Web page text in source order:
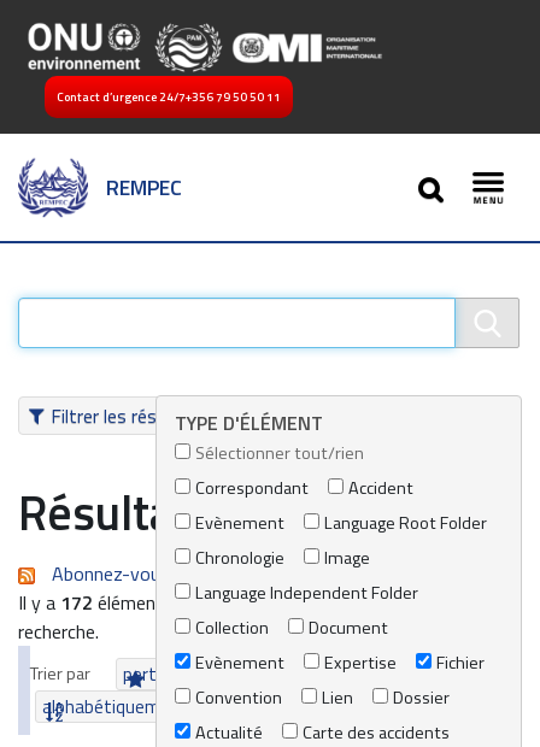
Contact d’urgence 24/7+356 79 50 50 11
REMPEC
SEARCH
Filtrer les résultatsTYPE D'ÉLÉMENT
Sélectionner tout/rien
Correspondant
Accident
Evènement
Language Root Folder
Chronologie
Image
Language Independent Folder
Collection
Document
Evènement
Expertise
Fichier
Convention
Lien
Dossier
Actualité
Carte des accidents
Résultats de recherche
Abonnez-vous au flux RSS de cette recherche
Il y a 172 éléments qui correspondent à vos termes de
recherche.
Trier par pertinence
date (le plus récent en premier)
alphabétiquement